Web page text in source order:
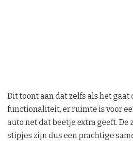
Dit toont aan dat zelfs als het
functionaliteit, er ruimte is voor
auto net dat beetje extra geeft. De
stipjes zijn dus een prachtige